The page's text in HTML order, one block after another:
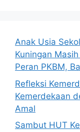
Anak Usia
Kuningan
Peran PKBM,
Refleksi
Kemerdekaan
Amal
Sambut HUT